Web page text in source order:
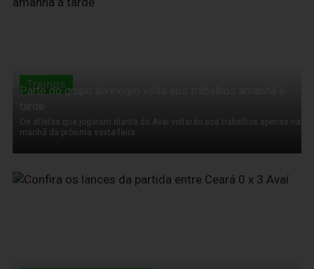
Treinos
Parte do grupo alvinegro volta aos trabalhos amanhã à
Os atletas que jogaram diante do Avaí voltarão aos trabalhos apenas na
manhã da próxima sexta-feira
03 de Agosto de 2011